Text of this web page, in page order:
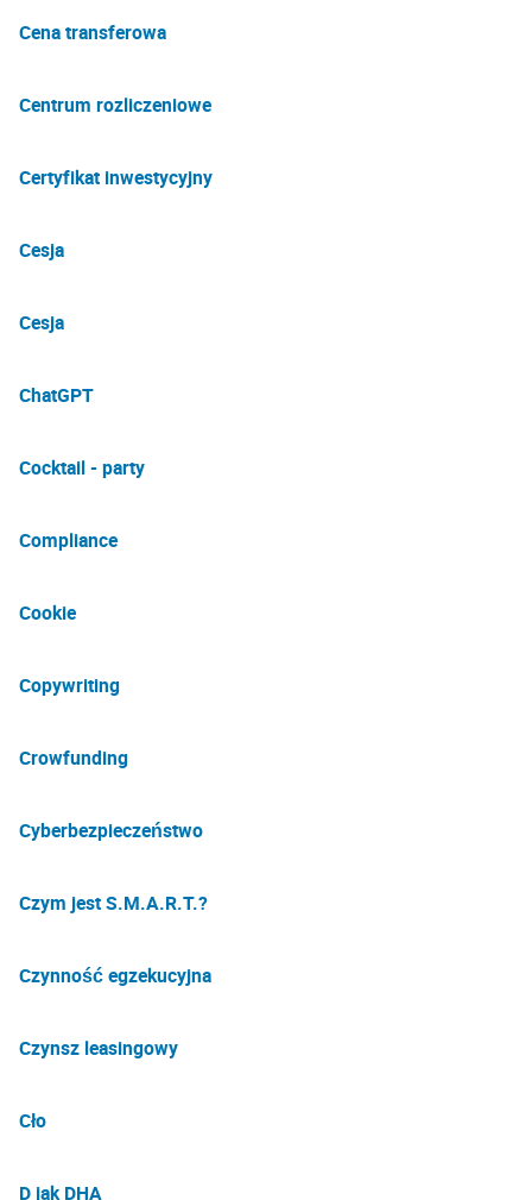
Cena transferowa
Centrum rozliczeniowe
Certyfikat inwestycyjny
Cesja
Cesja
ChatGPT
Cocktail - party
Compliance
Cookie
Copywriting
Crowfunding
Cyberbezpieczeństwo
Czym jest S.M.A.R.T.?
Czynność egzekucyjna
Czynsz leasingowy
Cło
D jak DHA